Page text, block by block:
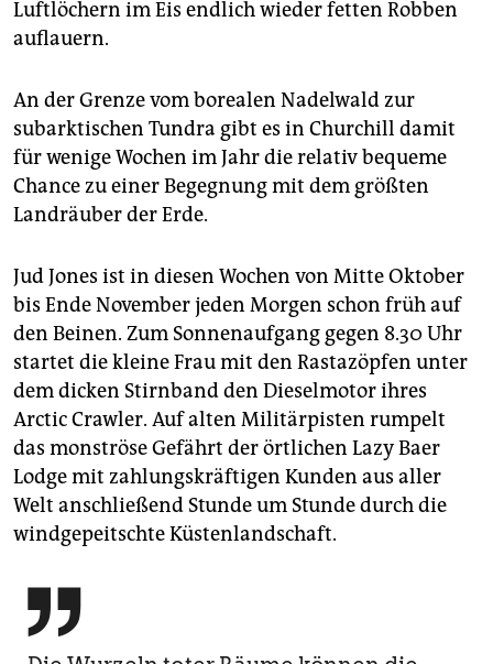
Luftlöchern im Eis endlich wieder fetten Robben
auflauern.
An der Grenze vom borealen Nadelwald zur
subarktischen Tundra gibt es in Churchill damit
für wenige Wochen im Jahr die relativ bequeme
Chance zu einer Begegnung mit dem größten
Landräuber der Erde.
Jud Jones ist in diesen Wochen von Mitte Oktober
bis Ende November jeden Morgen schon früh auf
den Beinen. Zum Sonnenaufgang gegen 8.30 Uhr
startet die kleine Frau mit den Rastazöpfen unter
dem dicken Stirnband den Dieselmotor ihres
Arctic Crawler. Auf alten Militärpisten rumpelt
das monströse Gefährt der örtlichen Lazy Baer
Lodge mit zahlungskräftigen Kunden aus aller
Welt anschließend Stunde um Stunde durch die
windgepeitschte Küstenlandschaft.
